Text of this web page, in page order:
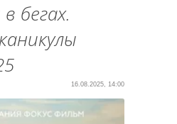
бегах.
16.08.2025, 14:00